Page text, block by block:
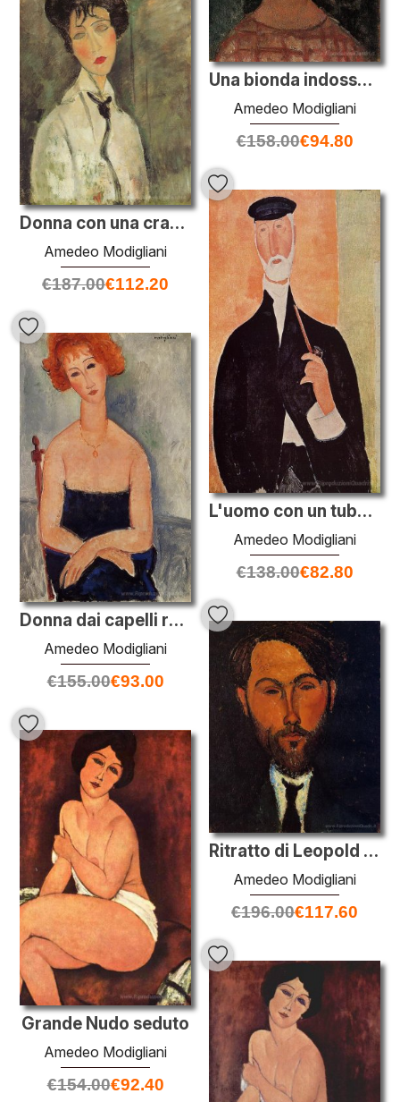
Una bionda indossa orecchini
Amedeo Modigliani
€158.00€94.80
Donna con una cravatta nera
Amedeo Modigliani
€187.00€112.20
L'uomo con un tubo (Il notaio di Nizza)
Amedeo Modigliani
€138.00€82.80
Donna dai capelli rossi che indossa un ciondolo
Amedeo Modigliani
€155.00€93.00
Ritratto di Leopold Zborowski
Amedeo Modigliani
€196.00€117.60
Grande Nudo seduto
Amedeo Modigliani
€154.00€92.40